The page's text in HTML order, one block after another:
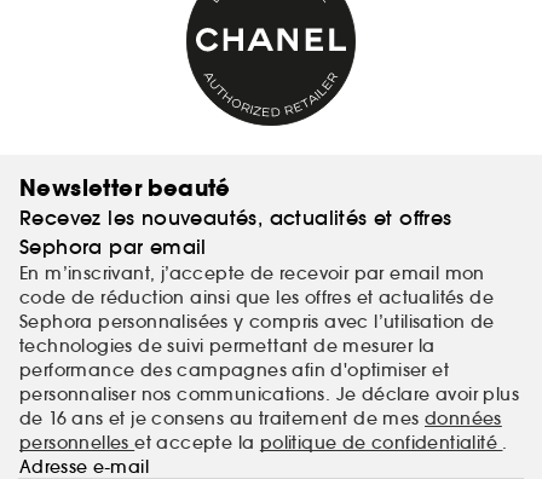
Newsletter beauté
Recevez les nouveautés, actualités et offres
Sephora par email
En m’inscrivant, j’accepte de recevoir par email mon
code de réduction ainsi que les offres et actualités de
Sephora personnalisées y compris avec l’utilisation de
technologies de suivi permettant de mesurer la
performance des campagnes afin d'optimiser et
personnaliser nos communications. Je déclare avoir plus
de 16 ans et je consens au traitement de mes données
personnelleset accepte la politique de confidentialité .
Adresse e-mail